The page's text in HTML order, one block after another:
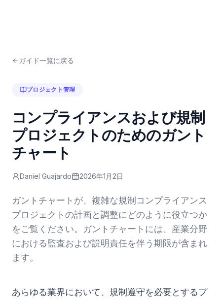
ガイド一覧に戻る
プロジェクト管理
コンプライアンスおよび規制
プロジェクトのためのガント
チャート
Daniel Guajardo 2026年1月2日
ガントチャートが、複雑な規制コンプライアンス
プロジェクトの計画と調整にどのように役立つか
をご覧ください。ガントチャートには、産業分野
における監査および説明責任を伴う期限が含まれ
ます。
あらゆる業界において、規制遵守を必要とするプ